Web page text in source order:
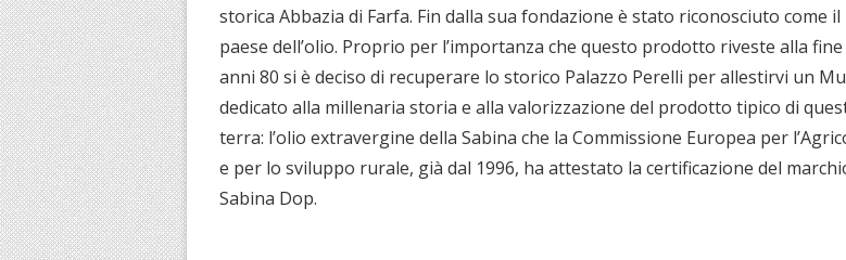
storica Abbazia di Farfa. Fin dalla sua fondazione è stato riconosciuto come il
paese dell’olio. Proprio per l’importanza che questo prodotto riveste alla
anni 80 si è deciso di recuperare lo storico Palazzo Perelli per allestirvi un
dedicato alla millenaria storia e alla valorizzazione del prodotto tipico di
terra: l’olio extravergine della Sabina che la Commissione Europea per
e per lo sviluppo rurale, già dal 1996, ha attestato la certificazione del
Sabina Dop.